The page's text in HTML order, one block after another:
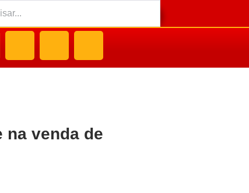
na venda de